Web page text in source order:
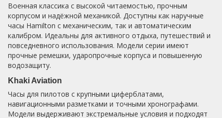
Военная классика с высокой читаемостью, прочным
корпусом и надёжной механикой. Доступны как наручные
часы Hamilton с механическим, так и автоматическим
калибром. Идеальны для активного отдыха, путешествий и
повседневного использования. Модели серии имеют
прочные ремешки, ударопрочные корпуса и повышенную
водозащиту.
Khaki Aviation
Часы для пилотов с крупными циферблатами,
навигационными разметками и точными хронографами.
Модели выдерживают экстремальные условия и подходят